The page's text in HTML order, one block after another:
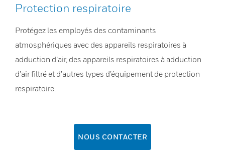
Protection respiratoire
Protégez les employés des contaminants
atmosphériques avec des appareils respiratoires à
adduction d’air, des appareils respiratoires à adduction
d’air filtré et d’autres types d’équipement de protection
respiratoire.
NOUS CONTACTER